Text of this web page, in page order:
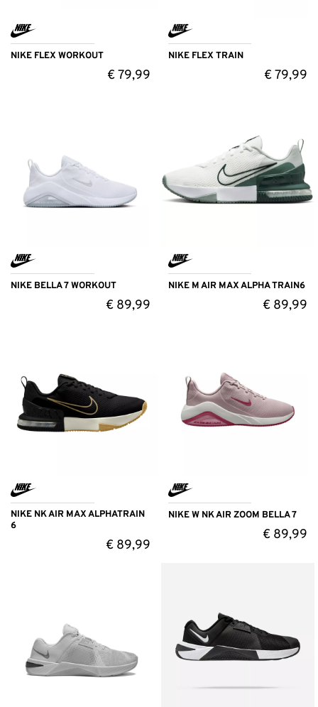
NIKE FLEX WORKOUT
€79,99
NIKE FLEX TRAIN
€79,99
NIKE BELLA 7 WORKOUT
€89,99
NIKE M AIR MAX ALPHA TRAIN6
€ 89,99
NIKE NK AIR MAX ALPHATRAIN
6
€89,99
NIKE W NK AIR ZOOM BELLA 7
€ 89,99